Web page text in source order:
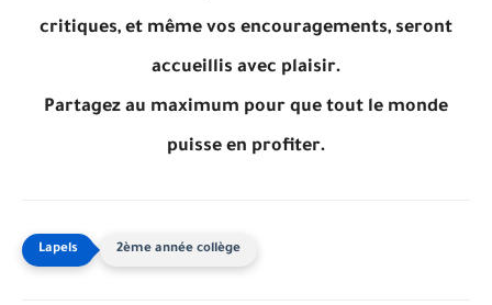
critiques, et même vos encouragements, seront
accueillis avec plaisir.
Partagez au maximum pour que tout le monde
puisse en profiter.
2ème année collège